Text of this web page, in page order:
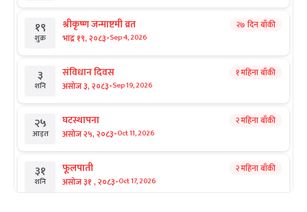
१९
शुक्र
श्रीकृष्ण जन्माष्टमी व्रत
भाद्र १९, २०८३-Sep 4, 2026
२७ दिन बाँकी
३
शनि
संविधान दिवस
असोज ३, २०८३-Sep 19, 2026
१ महिना बाँकी
२५
आइत
घटस्थापना
असोज २५, २०८३-Oct 11, 2026
२ महिना बाँकी
३१
शनि
फूलपाती
असोज ३१ , २०८३-Oct 17, 2026
२ महिना बाँकी